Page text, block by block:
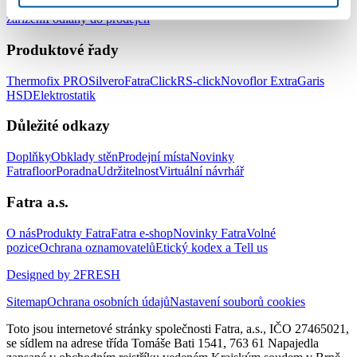
a zdravotnických zařízeníPodlahy do hotelů a ubytovacích
zařízeníPodlahy do prodejen
Produktové řady
Thermofix PROSilveroFatraClickRS-clickNovoflor ExtraGaris
HSDElektrostatik
Důležité odkazy
DoplňkyObklady stěnProdejní místaNovinky
FatrafloorPoradnaUdržitelnostVirtuální návrhář
Fatra a.s.
O násProdukty FatraFatra e-shopNovinky FatraVolné
poziceOchrana oznamovatelůEtický kodex a Tell us
Designed by 2FRESH
SitemapOchrana osobních údajůNastavení souborů cookies
Toto jsou internetové stránky společnosti Fatra, a.s., IČO 27465021,
se sídlem na adrese třída Tomáše Bati 1541, 763 61 Napajedla